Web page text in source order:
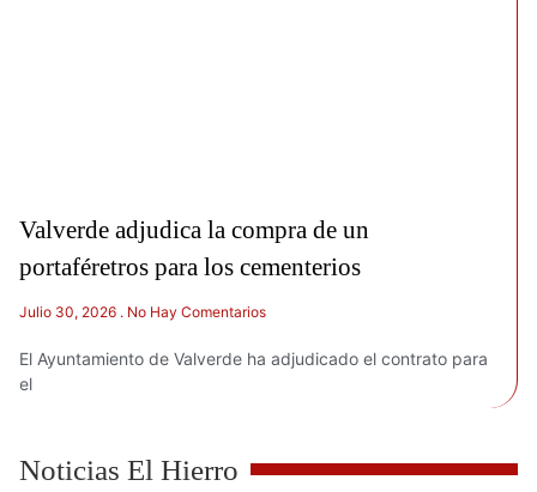
Valverde adjudica la compra de un
portaféretros para los cementerios
Julio 30, 2026 No Hay Comentarios
El Ayuntamiento de Valverde ha adjudicado el contrato para
el
Noticias El Hierro